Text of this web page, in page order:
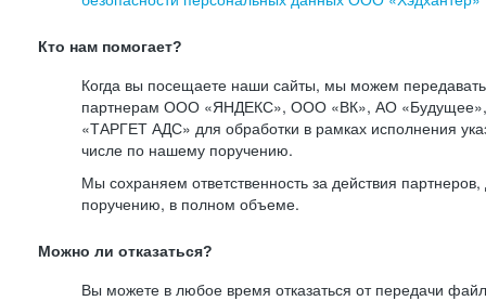
Кто нам помогает?
Когда вы посещаете наши сайты, мы можем
партнерам ООО «ЯНДЕКС», ООО «ВК», АО
«ТАРГЕТ АДС» для обработки в рамках исполнения
числе по нашему поручению.
Мы сохраняем ответственность за действия
поручению, в полном объеме.
Можно ли отказаться?
Вы можете в любое время отказаться от передачи